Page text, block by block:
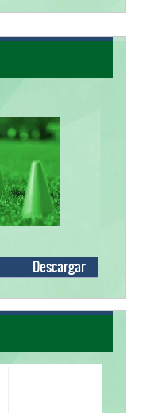
Descargar